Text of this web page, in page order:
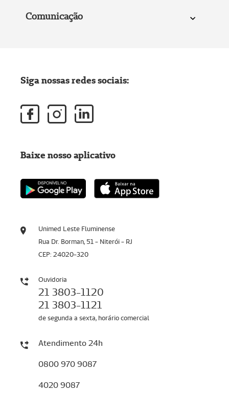
Comunicação
Unimed Leste Fluminense
Rua Dr. Borman, 51 - Niterói - RJ
CEP: 24020-320
Ouvidoria
21 3803-1120
21 3803-1121
de segunda a sexta, horário comercial
Atendimento 24h
0800 970 9087
4020 9087
Siga nossas redes sociais:
Baixe nosso aplicativo